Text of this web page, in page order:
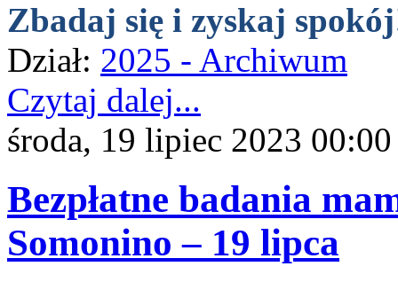
Zbadaj się i zyskaj
Dział: 2025 - Archiwum
Czytaj dalej...
środa, 19 lipiec 2023 00:00
Bezpłatne badania
Somonino – 19 lipca